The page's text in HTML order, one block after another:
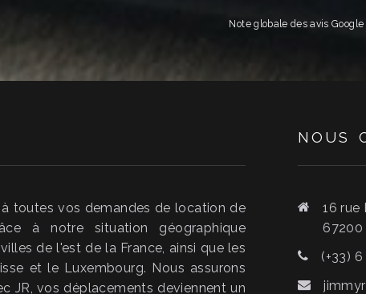
Note globale des avis
toutes vos demandes de location de
à notre situation géographique
de l'est de la France, ainsi que les
et le Luxembourg. Nous assurons
JR, vos déplacements deviennent un
NOUS
16 rue
67200
(+33)